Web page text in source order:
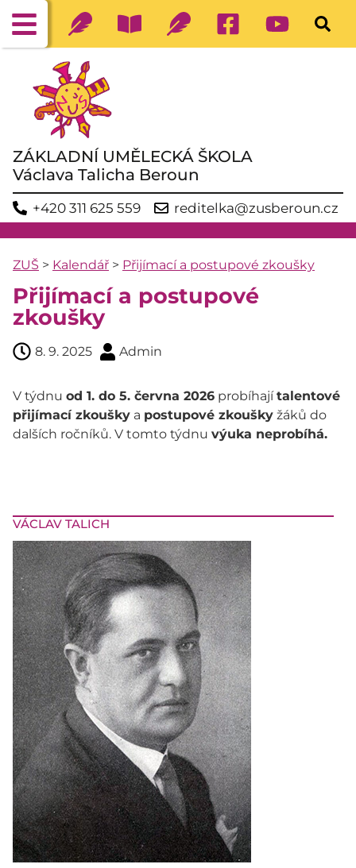
ZÁKLADNÍ UMĚLECKÁ ŠKOLA
Václava Talicha Beroun
+420 311 625 559 reditelka@zusberoun.cz
VÁCLAV TALICH
ZUŠ > Kalendář > Přijímací a postupové zkoušky
Přijímací a postupové
zkoušky
8. 9. 2025 Admin
V týdnu od 1. do 5. června 2026 probíhajítalentové
přijímací zkoušky a postupové zkoušky žáků do
dalších ročníků. V tomto týdnu výuka neprobíhá.